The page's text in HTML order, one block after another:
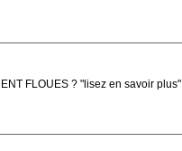
FLOUES ? "lisez en savoir plus"